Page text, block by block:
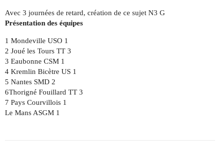
Avec 3 journées de retard, création de ce sujet N3 G
Présentation des équipes
1 Mondeville USO 1
2 Joué les Tours TT 3
3 Eaubonne CSM 1
4 Kremlin Bicètre US 1
5 Nantes SMD 2
6Thorigné Fouillard TT 3
7 Pays Courvillois 1
Le Mans ASGM 1